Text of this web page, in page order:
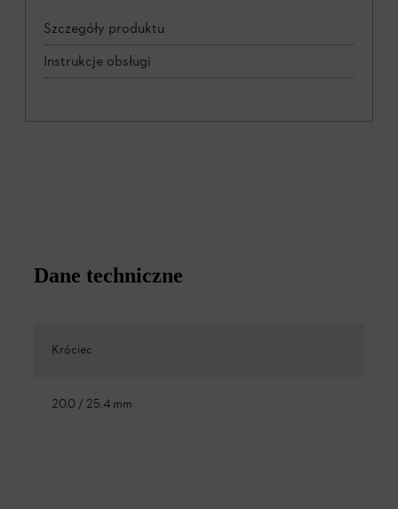
Szczegóły produktu
Instrukcje obsługi
Dane techniczne
Króciec
20.0 / 25.4 mm